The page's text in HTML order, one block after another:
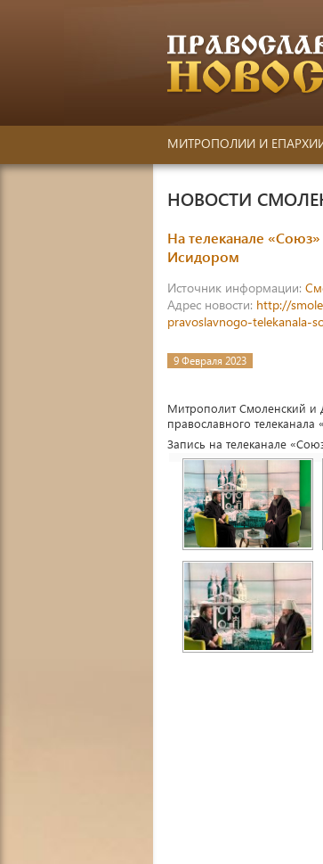
МИТРОПОЛИИ И
НОВОСТИ
На телеканале
Исидором
Источник информации:
Адрес новости: http://
pravoslavnogo-telekanala-
9 Февраля 2023
Митрополит Смоленский и
православного телеканала
Запись на телеканале